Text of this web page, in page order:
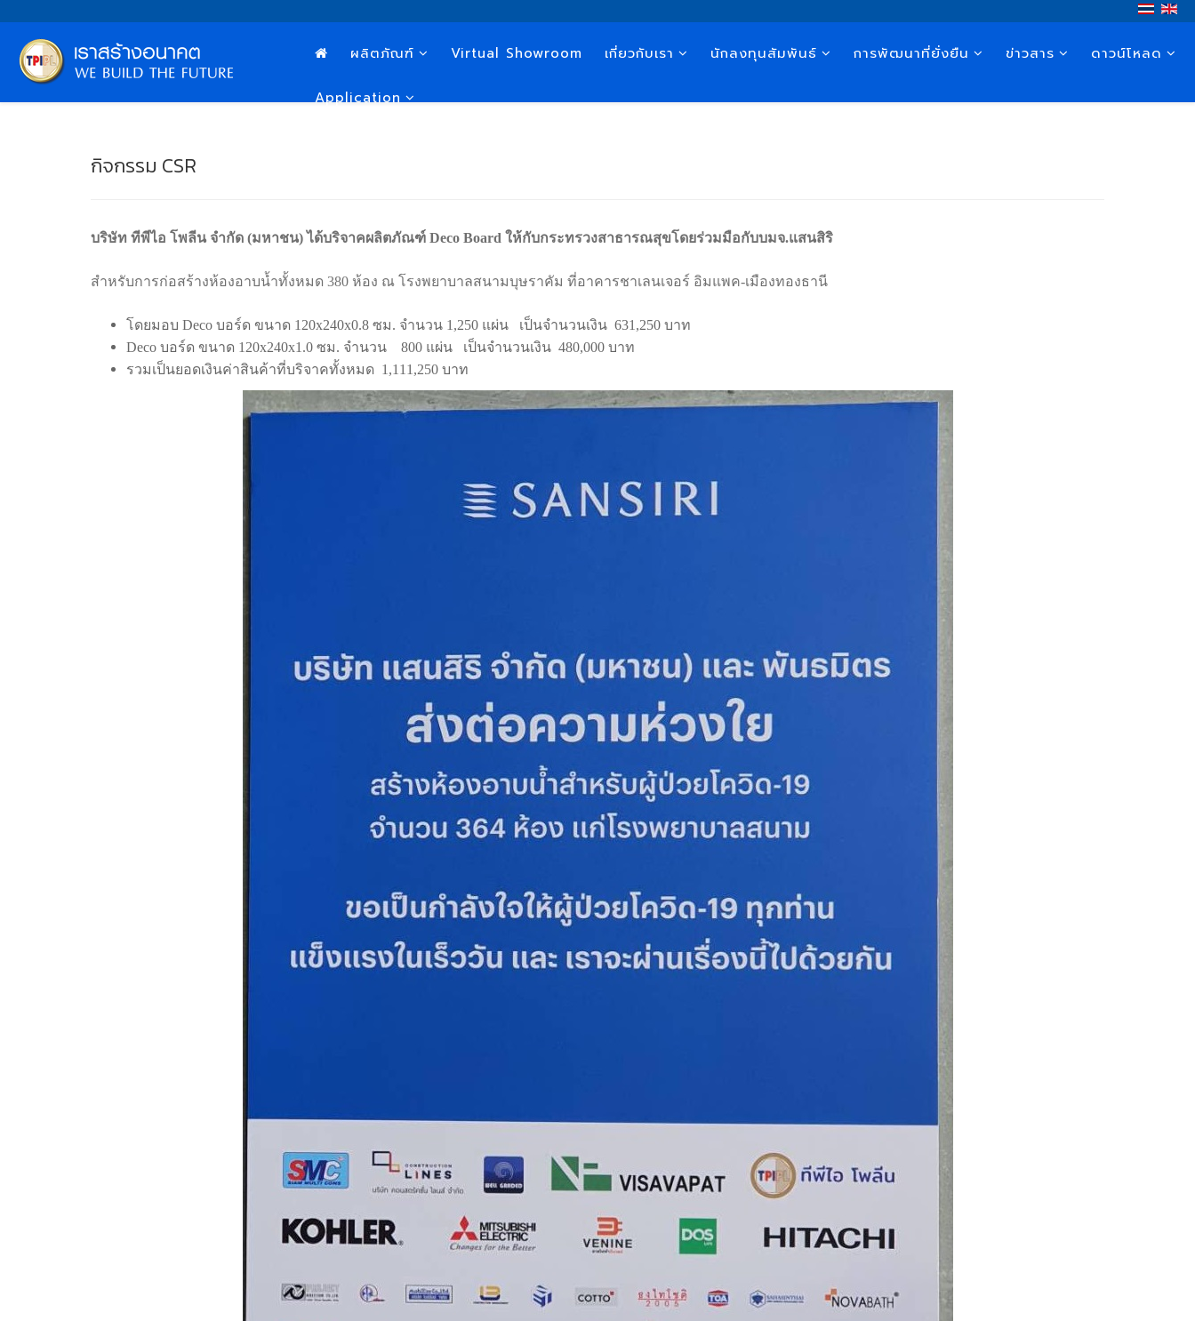
ผลิตภัณฑ์ Virtual Showroom เกี่ยวกับเรา นักลงทุนสัมพันธ์ การพัฒนาที่ยั่งยืน ข่าวสาร ดาวน์โหลด
Application
กิจกรรม CSR
บริษัท ทีพีไอ โพลีน จำกัด (มหาชน) ได้บริจาคผลิตภัณฑ์ Deco Board ให้กับกระทรวงสาธารณสุขโดยร่วมมือกับบมจ.แสนสิริ
สำหรับการก่อสร้างห้องอาบน้ำทั้งหมด 380 ห้อง ณ โรงพยาบาลสนามบุษราคัม ที่อาคารชาเลนเจอร์ อิมแพค-เมืองทองธานี
โดยมอบ Deco บอร์ด ขนาด 120x240x0.8 ซม. จำนวน 1,250 แผ่น เป็นจำนวนเงิน 631,250 บาท
Deco บอร์ด ขนาด 120x240x1.0 ซม. จำนวน 800 แผ่น เป็นจำนวนเงิน 480,000 บาท
รวมเป็นยอดเงินค่าสินค้าที่บริจาคทั้งหมด 1,111,250 บาท